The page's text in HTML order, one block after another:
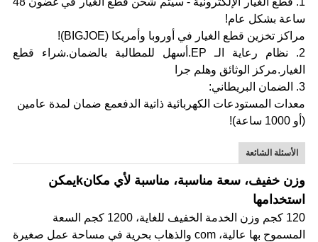
ساعة بشكل عام!
مراكز تخزين قطع الغيار في أوروبا وأمريكا (BIGJOE)!
2. نظام رعاية الـ EP.أسهل للمطالبة بالضمان.شراء قطع
الغيار.مركز الوثائق وهلم جرا
3.
الضمان البريطاني:
معدات المستودعات الكهربائية ذاتية الدفعمع ضمان لمدة عامين
(أو 1000 ساعة)!
الأسئلة الشائعة
وزن خفيف، سعة مناسبة، مناسبة لأي مكانkيمكن
استخدامها
120 كجم وزن الخدمة الخفيف للغاية، 1200 كجم السعة
المسموح بها عالية، com والذهاب بحرية في مساحة عمل صغيرة